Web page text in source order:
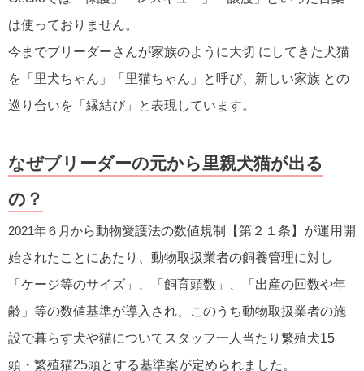
は使っておりません。
今までブリーダーさんが家族のように大切 にしてきた犬猫
を「里犬ちゃん」「里猫ちゃん」と呼び、新しい家族 との
巡り合いを「縁結び」と表現しています。
なぜブリーダーの元から里親犬猫が出る
の？
2021年６月から動物愛護法の数値規制【第２１条】が運用開
始されたことにあたり、動物取扱業者の飼養管理に対し
「ケージ等のサイズ」、「飼育頭数」、「出産の回数や年
齢」等の数値基準が導入され、このうち動物取扱業者の施
設で暮らす犬や猫についてスタッフ一人当たり繁殖犬15
頭・繁殖猫25頭とする基準案が定められました。